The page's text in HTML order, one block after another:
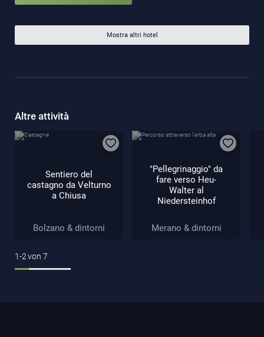
Mostra altri hotel
Altre attività
Sentiero del
castagno da Velturno
a Chiusa
Bolzano & dintorni
"Pellegrinaggio" da
fare verso Heu-
Walter al
Niedersteinhof
Merano & dintorni
1-2von 7